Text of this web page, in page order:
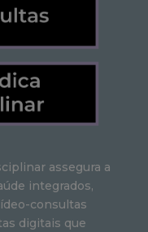
assegura a
integrados,
consultas
digitais que